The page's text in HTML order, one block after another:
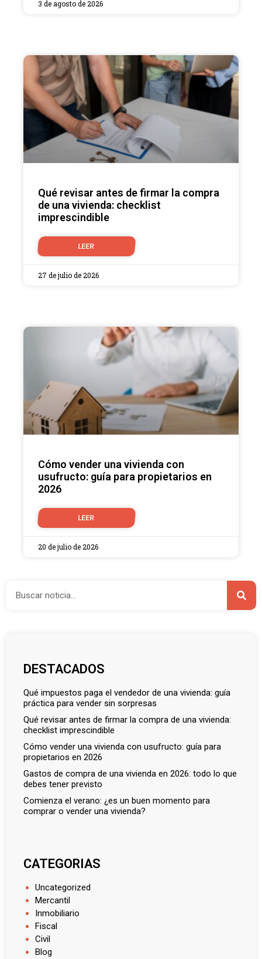
3 de agosto de 2026
Qué revisar antes de firmar la compra
de una vivienda: checklist
imprescindible
LEER
27 de julio de 2026
Cómo vender una vivienda con
usufructo: guía para propietarios en
2026
LEER
20 de julio de 2026
DESTACADOS
qué impuestos paga el vendedor de una vivienda: guía
práctica para vender sin sorpresas
qué revisar antes de firmar la compra de una vivienda:
checklist imprescindible
cómo vender una vivienda con usufructo: guía para
propietarios en 2026
gastos de compra de una vivienda en 2026: todo lo que
debes tener previsto
comienza el verano: ¿es un buen momento para
comprar o vender una vivienda?
CATEGORIAS
Uncategorized
Mercantil
Inmobiliario
Fiscal
Civil
Blog